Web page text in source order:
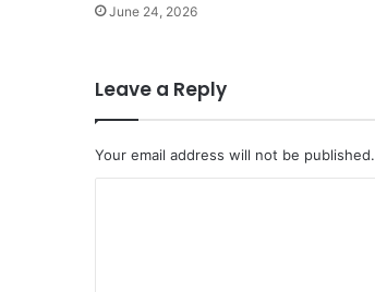
June 24, 2026
Leave a Reply
Your email address will not be published.